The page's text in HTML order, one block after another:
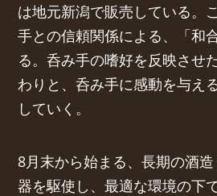
は地元新潟で販売している。
手との信頼関係による、「和
る。呑み手の嗜好を反映させ
わりと、呑み手に感動を与え
していく。
8月末から始まる、長期の酒
器を駆使し、最適な環境の下